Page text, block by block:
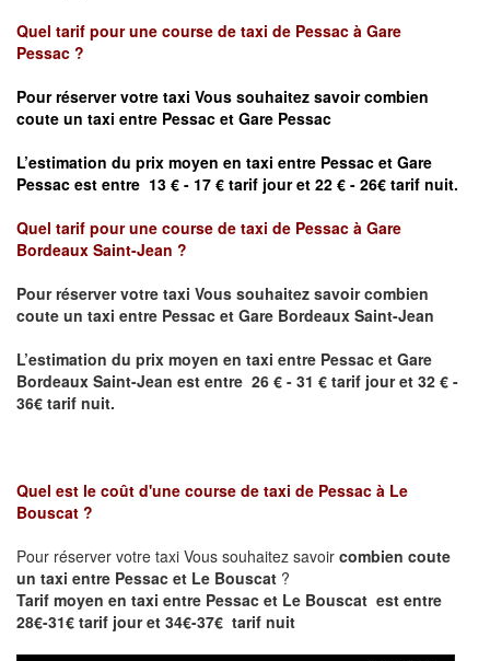
Quel tarif pour une course de taxi de Pessac à Gare
Pessac ?
Pour réserver votre taxi Vous souhaitez savoircombien
coute un taxi entre Pessac et Gare Pessac
L’estimation du prix moyen en taxi entre Pessac et Gare
Pessac est entre 13 € - 17 € tarif jour et 22 € - 26€ tarif nuit.
Quel tarif pour une course de taxi de Pessac à Gare
Bordeaux Saint-Jean ?
Pour réserver votre taxi Vous souhaitez savoircombien
coute un taxi entre Pessac et Gare Bordeaux Saint-Jean
L’estimation du prix moyen en taxi entre Pessac et Gare
Bordeaux Saint-Jean est entre 26 € - 31 € tarif jour et 32 € -
36€ tarif nuit.
Quel est le coût d'une course de taxi de Pessac à Le
Bouscat ?
Pour réserver votre taxi Vous souhaitez savoir combien coute
un taxi entre Pessac et Le Bouscat ?
Tarif moyen en taxi entre Pessac et Le Bouscat est entre
28€-31€ tarif jour et 34€-37€ tarif nuit